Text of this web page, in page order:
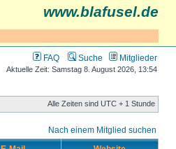
www.blafusel.de
FAQ Suche Mitglieder
Aktuelle Zeit: Samstag 8. August 2026, 13:54
Alle Zeiten sind UTC + 1 Stunde
Nach einem Mitglied suchen